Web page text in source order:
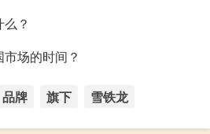
？
场的时间？
品牌 旗下 雪铁龙